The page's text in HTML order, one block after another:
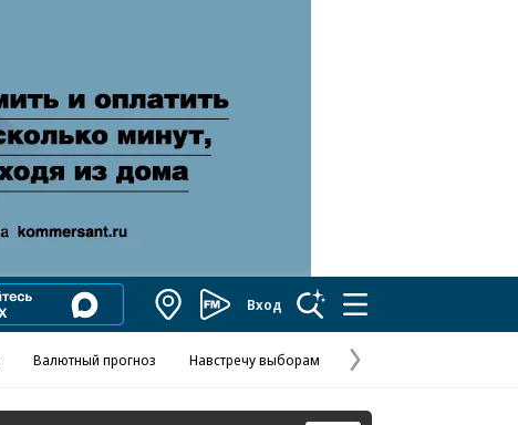
КоммерсантъВход
Валютный прогноз Навстречу выборам
Следующая
страница